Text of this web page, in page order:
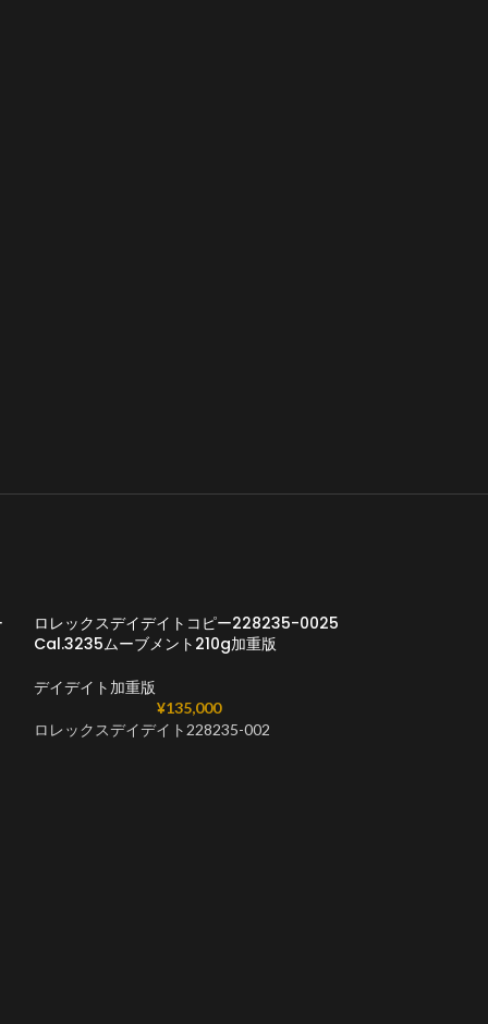
ロレックスデイデイトコピー228235-0025
Cal.3235ムーブメント210g加重版
デイデイト加重版
¥135,000
ロレックスデイデイト228235-002